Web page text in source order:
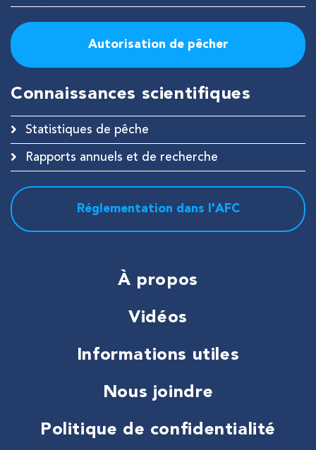
Autorisation de pêcher
Connaissances scientifiques
Statistiques de pêche
Rapports annuels et de recherche
Réglementation dans l'AFC
À propos
Vidéos
Informations utiles
Nous joindre
Politique de confidentialité